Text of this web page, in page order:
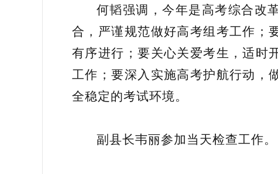
何韬强调，今年是高考综合改
合，严谨规范做好高考组考工作；
有序进行；要关心关爱考生，适时
工作；要深入实施高考护航行动，
全稳定的考试环境。
副县长韦丽参加当天检查工作。